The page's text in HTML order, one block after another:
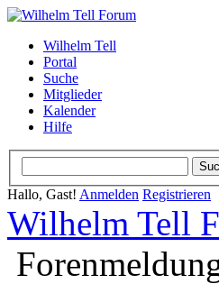
Wilhelm Tell
Portal
Suche
Mitglieder
Kalender
Hilfe
Hallo, Gast! Anmelden Registrieren
Wilhelm Tell